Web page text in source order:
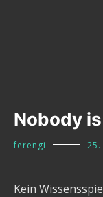
Nobody
ferengi 25.
Kein